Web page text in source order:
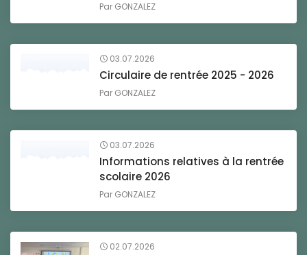
Par GONZALEZ
03.07.2026
Circulaire de rentrée 2025 - 2026
Par GONZALEZ
03.07.2026
Informations relatives à la rentrée
scolaire 2026
Par GONZALEZ
02.07.2026